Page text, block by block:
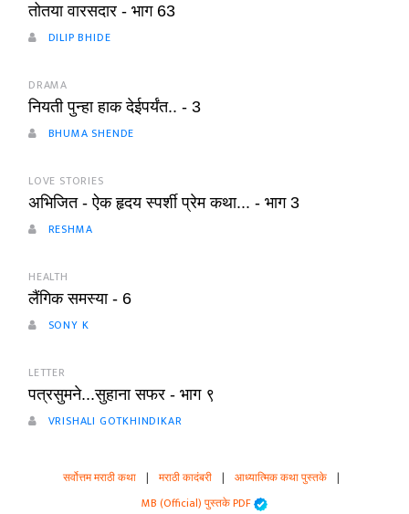
तोतया वारसदार - भाग 63
DILIP BHIDE
DRAMA
नियती पुन्हा हाक देईपर्यंत.. - 3
BHUMA SHENDE
LOVE STORIES
अभिजित - ऐक हृदय स्पर्शी प्रेम कथा... - भाग 3
RESHMA
HEALTH
लैंगिक समस्या - 6
SONY K
LETTER
पत्रसुमने...सुहाना सफर - भाग ९
VRISHALI GOTKHINDIKAR
सर्वोत्तम मराठी कथा | मराठी कादंबरी | आध्यात्मिक कथा पुस्तके |
MB (Official) पुस्तके PDF